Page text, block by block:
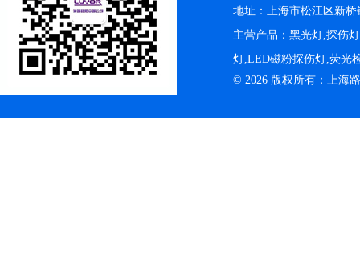
地址：上海市松江区新桥
主营产品：黑光灯,探伤
灯,LED磁粉探伤灯,荧光
© 2026 版权所有：上海